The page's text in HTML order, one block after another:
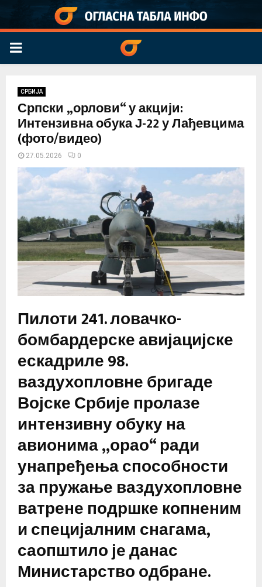
PRIMARY
СРБИЈА
Српски „орлови“ у акцији:
Интензивна обука Ј-22 у Лађевцима
(фото/видео)
27.05.2026 0
Пилоти 241. ловачко-
бомбардерске авијацијске
ескадриле 98.
ваздухопловне бригаде
Војске Србије пролазе
интензивну обуку на
авионима „орао“ ради
унапређења способности
за пружање ваздухопловне
ватрене подршке копненим
и специјалним снагама,
саопштило је данас
Министарство одбране.